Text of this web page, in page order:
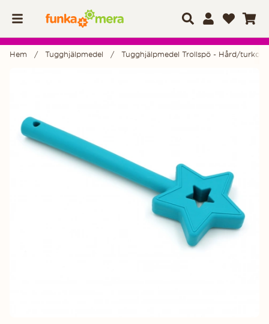
Hem Tugghjälpmedel Tugghjälpmedel Trollspö - Hård/turkos